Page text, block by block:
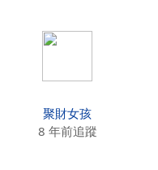
聚財女孩
8 年前追蹤